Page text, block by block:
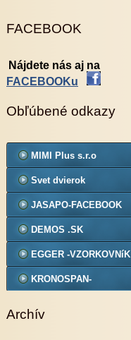
FACEBOOK
Nájdete nás aj na
FACEBOOKu
Obľúbené odkazy
MIMI Plus s.r.o
Svet dvierok
JASAPO-FACEBOOK
DEMOS .SK
EGGER -VZORKOVNíK
KRONOSPAN-
Archív